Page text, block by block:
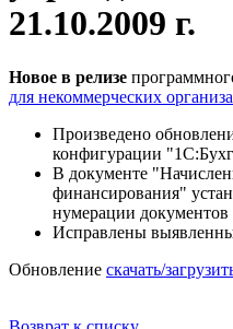
21.10.2009 г.
Новое в релизе
для некоммерческих
Произведено
конфигурации
В документе
финансирования"
нумерации
Исправлены
Обновление скачать/